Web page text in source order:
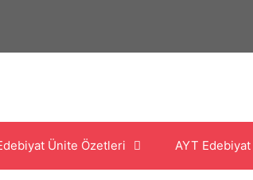
Ünite Özetleri AYT Edebiyat